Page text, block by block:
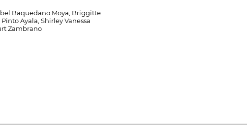
Baquedano Moya, Briggitte
Ayala, Shirley Vanessa
Zambrano